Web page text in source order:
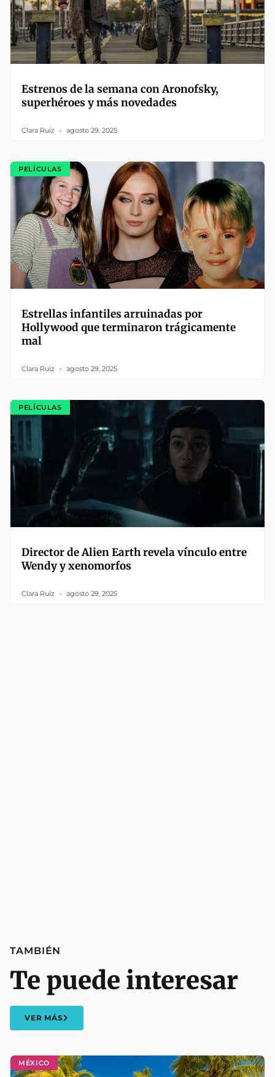
Estrenos de la semana con Aronofsky,
superhéroes y más novedades
Clara Ruiz agosto 29, 2025
PELÍCULAS
Estrellas infantiles arruinadas por
Hollywood que terminaron trágicamente
mal
Clara Ruiz agosto 29, 2025
PELÍCULAS
Director de Alien Earth revela vínculo entre
Wendy y xenomorfos
Clara Ruiz agosto 29, 2025
MÉXICO
TAMBIÉN
Te puede interesar
VER MÁS